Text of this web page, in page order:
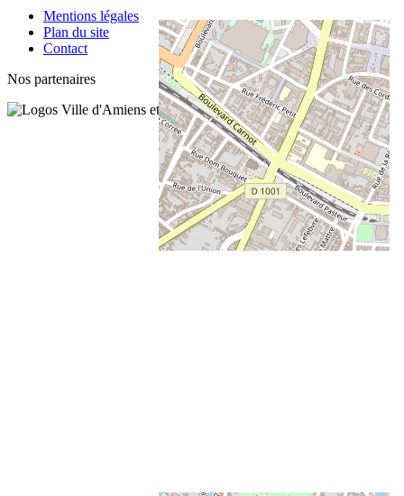
Mentions légales
Plan du site
Contact
Nos partenaires